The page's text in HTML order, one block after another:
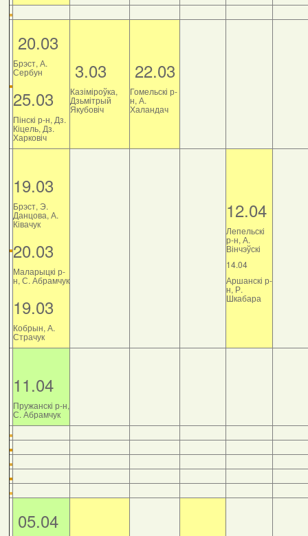
20.03
Брэст, А.
Сербун
25.03
Пінскі р-н, Дз.
Кіцель, Дз.
Харковіч
3.03
Казіміроўка,
Дзьмітрый
Якубовіч
22.03
Гомельскі р-
н, А.
Халандач
19.03
Брэст, Э.
Данцова, А.
Ківачук
20.03
Маларыцкі р-
н, С. Абрамчук
19.03
Кобрын, А.
Страчук
12.04
Лепельскі
р-н, А.
Вінчэўскі
14.04
Аршанскі р-
н, Р.
Шкабара
11.04
Пружанскі р-н,
С. Абрамчук
05.04